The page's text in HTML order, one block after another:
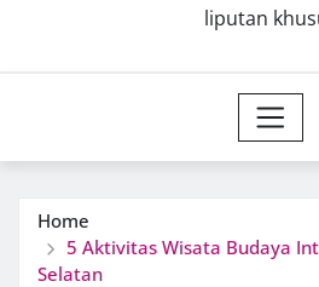
liputan
Home
5 Aktivitas Wisata Budaya
Selatan